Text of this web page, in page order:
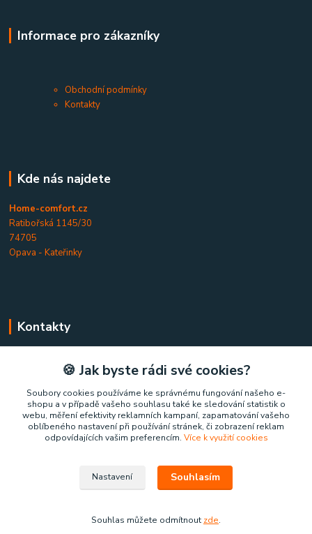
Informace pro zákazníky
Obchodní podmínky
Kontakty
Kde nás najdete
Home-comfort.cz
Ratibořská 1145/30
74705
Opava - Kateřinky
Kontakty
+420 777 852 326
(Po-Pá, 9-17 hod.)
home-comfort@home-comfort.cz
🍪 Jak byste rádi své cookies?
Soubory cookies používáme ke správnému fungování našeho e-
shopu a v případě vašeho souhlasu také ke sledování statistik o
webu, měření efektivity reklamních kampaní, zapamatování vašeho
oblíbeného nastavení při používání stránek, či zobrazení reklam
odpovídajících vašim preferencím. Více k využití cookies
Nastavení Souhlasím
Souhlas můžete odmítnout zde.